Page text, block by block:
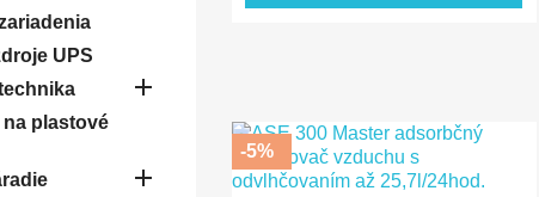
UPS

plastové

-5%